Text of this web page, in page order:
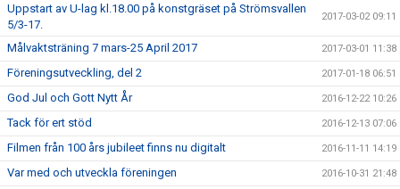
Uppstart av U-lag kl.18.00 på konstgräset på Strömsvallen
5/3-17.
2017-03-02 09:11
Målvaktsträning 7 mars-25 April 2017 2017-03-01 11:38
Föreningsutveckling, del 2 2017-01-18 06:51
God Jul och Gott Nytt År 2016-12-22 10:26
Tack för ert stöd 2016-12-13 07:06
Filmen från 100 års jubileet finns nu digitalt 2016-11-11 14:19
Var med och utveckla föreningen 2016-10-31 21:48